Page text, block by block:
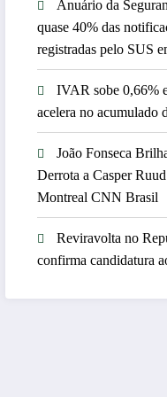
Anuário da
quase 40% das
registradas pelo SUS
IVAR sobe 0,66%
acelera no acumulado
João Fonseca
Derrota a Casper
Montreal CNN Brasil
Reviravolta no
confirma candidatura